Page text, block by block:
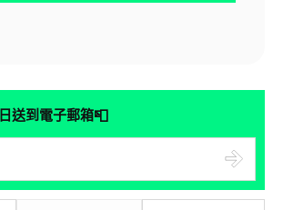
送到電子郵箱📮